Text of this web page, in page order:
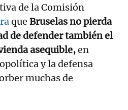
de la Comisión
que Bruselas no pierda
de defender también el
asequible,en
y la defensa
muchas de